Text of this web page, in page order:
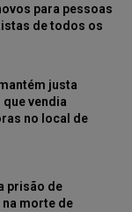
para pessoas
de todos os
justa
vendia
no local de
prisão de
morte de